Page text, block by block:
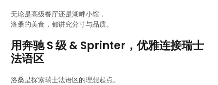
无论是高级餐厅还是湖畔小馆，
洛桑的美食，都讲究分寸与品质。
用奔驰 S 级 & Sprinter，优雅连接瑞士
法语区
洛桑是探索瑞士法语区的理想起点。